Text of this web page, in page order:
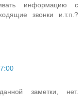
информацию с
звонки и.т.п.?
заметки, нет.